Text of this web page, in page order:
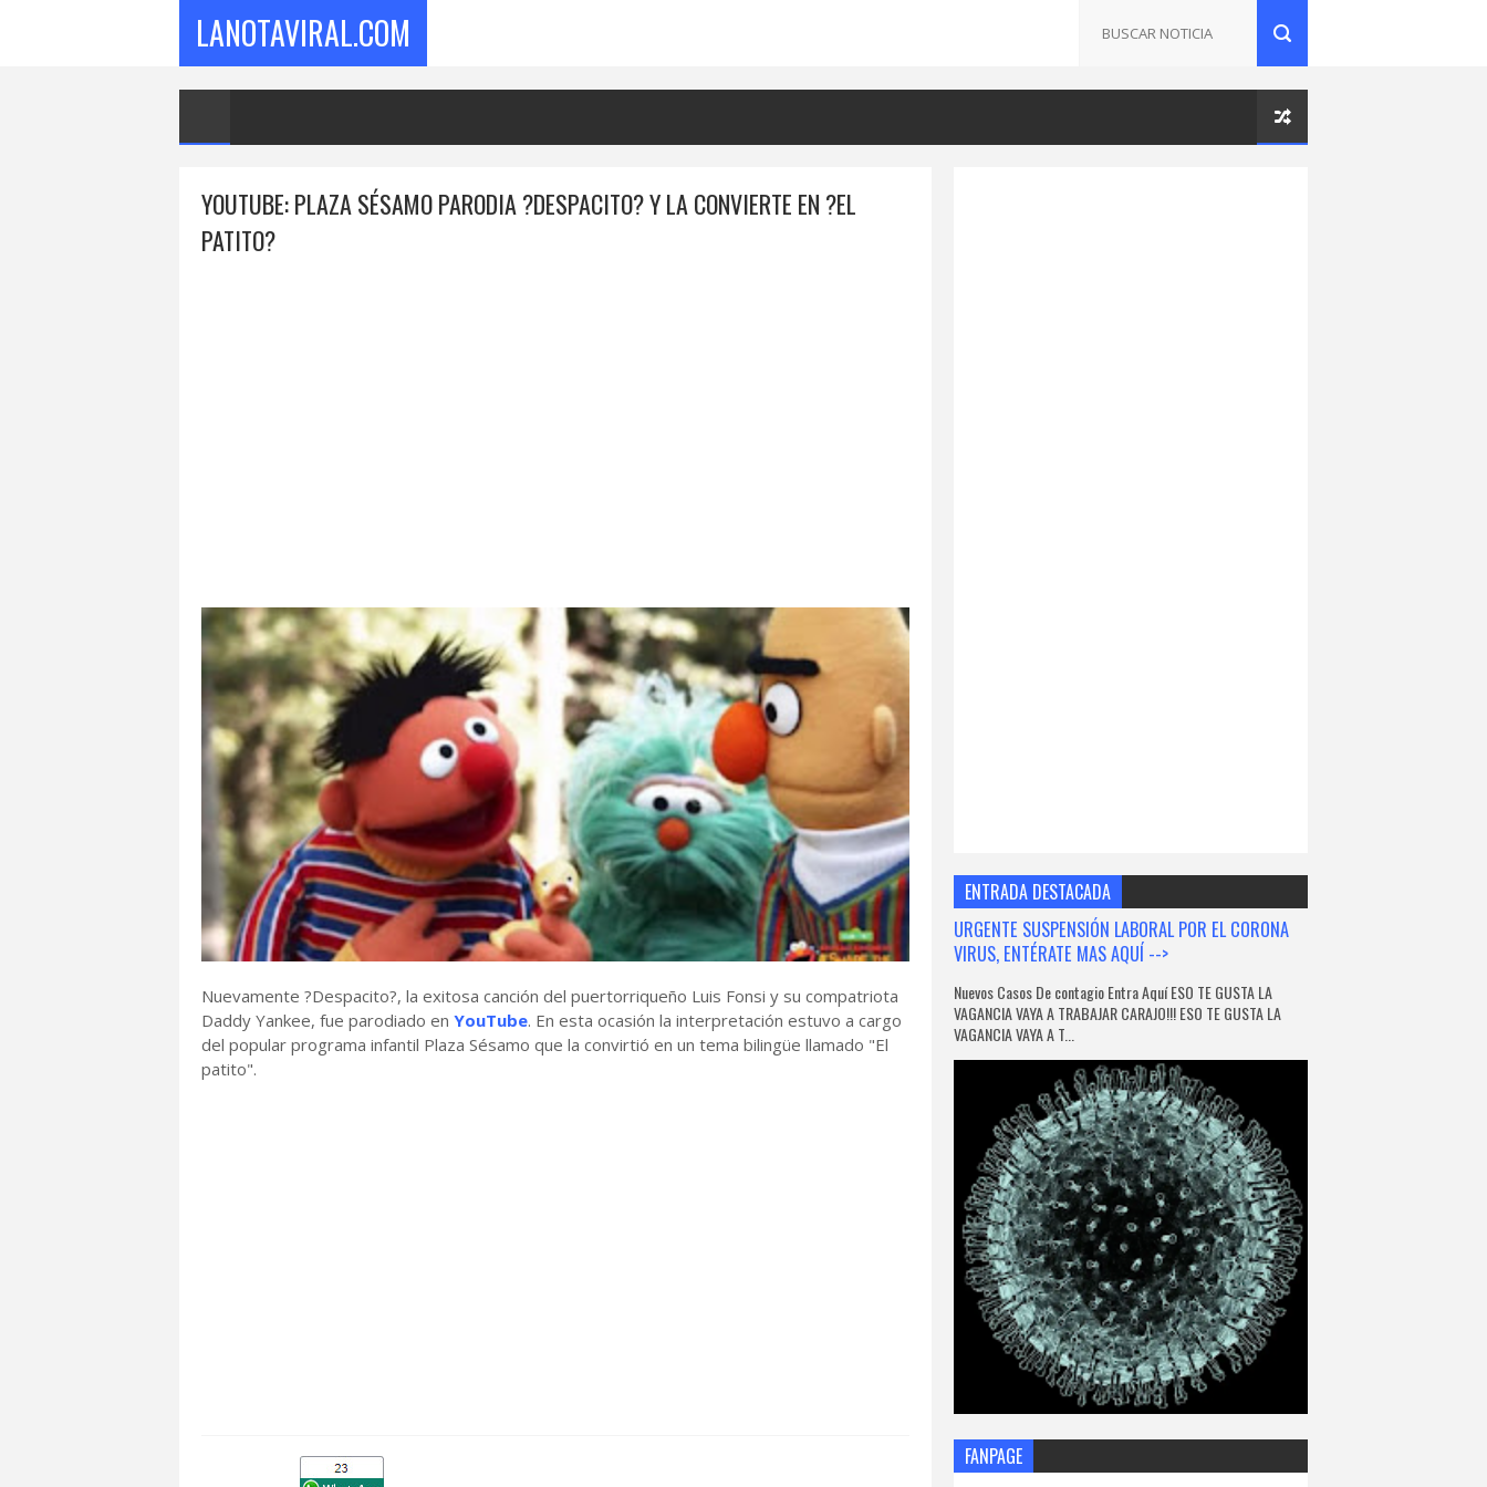
LANOTAVIRAL.COM
YOUTUBE: PLAZA SÉSAMO PARODIA ?DESPACITO? Y LA CONVIERTE EN ?EL
PATITO?
Nuevamente ?Despacito?, la exitosa canción del puertorriqueño Luis Fonsi y su compatriota
Daddy Yankee, fue parodiado en YouTube. En esta ocasión la interpretación estuvo a cargo
del popular programa infantil Plaza Sésamo que la convirtió en un tema bilingüe llamado "El
patito".
ENTRADA DESTACADA
URGENTE SUSPENSIÓN LABORAL POR EL CORONA
VIRUS, ENTÉRATE MAS AQUÍ -->
Nuevos Casos De contagio Entra Aquí ESO TE GUSTA LA
VAGANCIA VAYA A TRABAJAR CARAJO!!! ESO TE GUSTA LA
VAGANCIA VAYA A T...
FANPAGE